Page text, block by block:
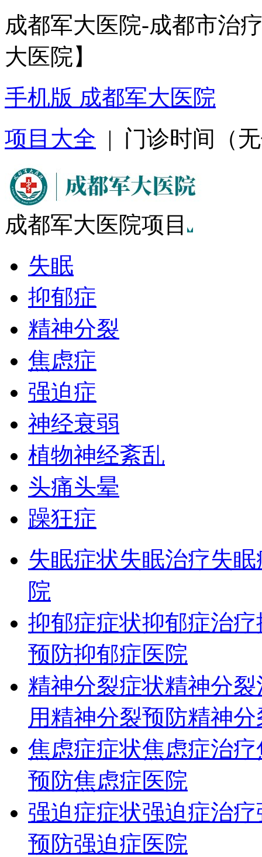
成都军大医院-成都市治
大医院】
手机版 成都军大医院
项目大全 | 门诊时间（
成都军大医院项目
失眠
抑郁症
精神分裂
焦虑症
强迫症
神经衰弱
植物神经紊乱
头痛头晕
躁狂症
失眠症状失眠治疗失
院
抑郁症症状抑郁症治疗
预防抑郁症医院
精神分裂症状精神分裂
用精神分裂预防精神
焦虑症症状焦虑症治疗
预防焦虑症医院
强迫症症状强迫症治疗
预防强迫症医院